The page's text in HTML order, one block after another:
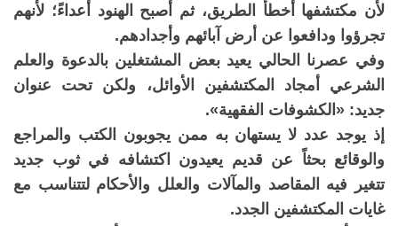
لأن مكتشفها أخطأ الطريق، ثم أصبح الهنود أعداءً؛ لأنهم
تجرؤوا ودافعوا عن أرض آبائهم وأجدادهم.
وفي عصرنا الحالي يعيد بعض المشتغلين بالدعوة والعلم
الشرعي أمجاد المكتشفين الأوائل، ولكن تحت عنوان
جديد: «الكشوفات الفقهية».
إذ يوجد عدد لا يستهان به ممن يجوبون الكتب والمراجع
والوقائع بحثاً عن قديم يعيدون اكتشافه في ثوب جديد
تتغير فيه المقاصد والمآلات والعلل والأحكام لتتناسب مع
غايات المكتشفين الجدد.